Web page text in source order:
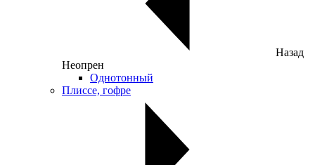
Назад
Неопрен
Однотонный
Плиссе, гофре